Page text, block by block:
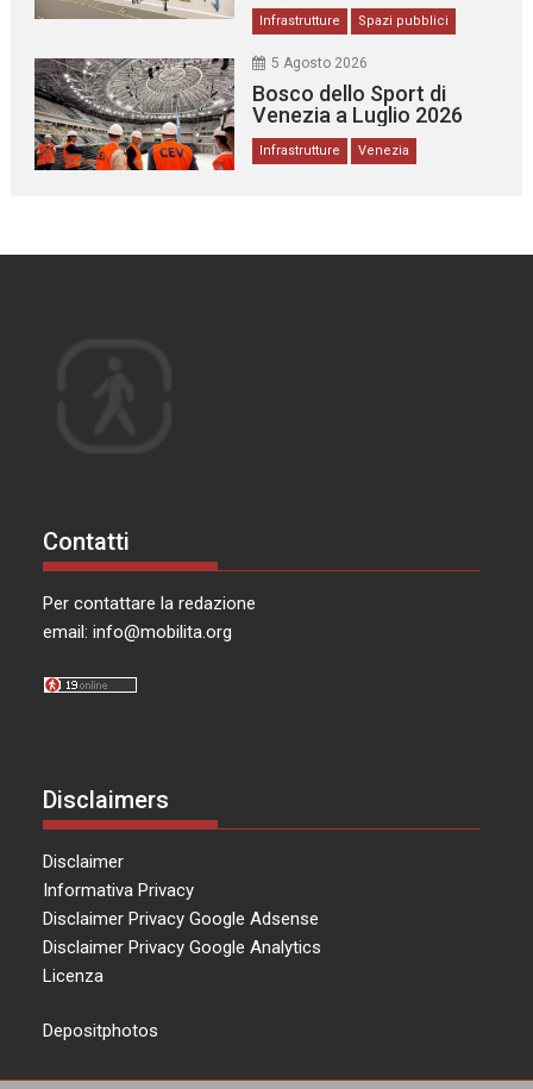
Infrastrutture Spazi pubblici
5 Agosto 2026
Bosco dello Sport di
Venezia a Luglio 2026
Infrastrutture Venezia
Contatti
Per contattare la redazione
email:info@mobilita.org
Disclaimers
Disclaimer
Informativa Privacy
Disclaimer Privacy Google Adsense
Disclaimer Privacy Google Analytics
Licenza
Depositphotos